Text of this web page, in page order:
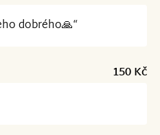
dobrého🙏“
150 Kč